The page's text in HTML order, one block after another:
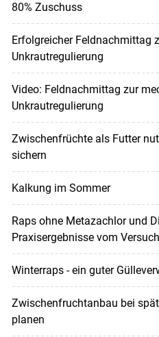
80% Zuschuss
Erfolgreicher Feldnachmittag
Unkrautregulierung
Video: Feldnachmittag zur
Unkrautregulierung
Zwischenfrüchte als Futter
sichern
Kalkung im Sommer
Raps ohne Metazachlor und
Praxisergebnisse vom
Winterraps - ein guter
Zwischenfruchtanbau bei
planen